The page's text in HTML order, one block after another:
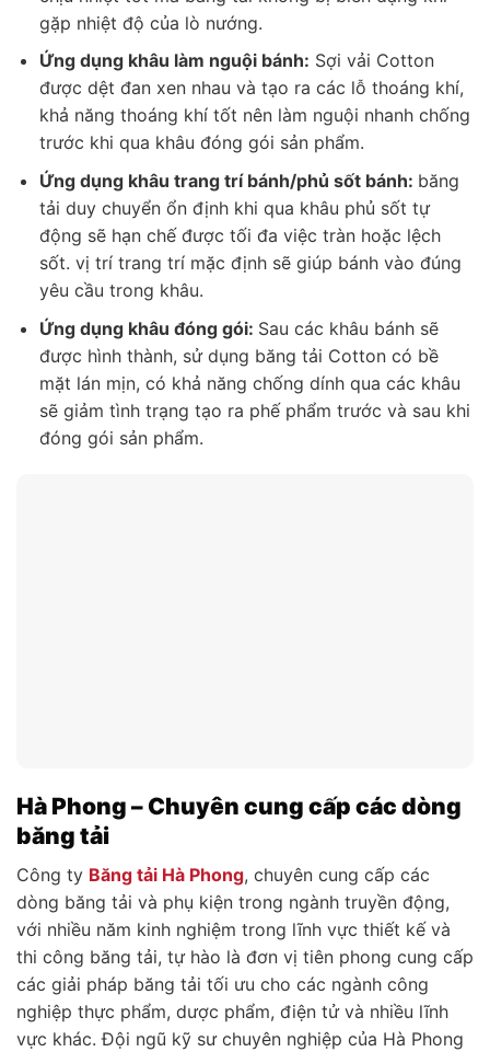
gặp nhiệt độ của lò nướng.
Ứng dụng khâu làm nguội bánh: Sợi vải Cotton
được dệt đan xen nhau và tạo ra các lỗ thoáng khí,
khả năng thoáng khí tốt nên làm nguội nhanh chống
trước khi qua khâu đóng gói sản phẩm.
Ứng dụng khâu trang trí bánh/phủ sốt bánh: băng
tải duy chuyển ổn định khi qua khâu phủ sốt tự
động sẽ hạn chế được tối đa việc tràn hoặc lệch
sốt. vị trí trang trí mặc định sẽ giúp bánh vào đúng
yêu cầu trong khâu.
Ứng dụng khâu đóng gói: Sau các khâu bánh sẽ
được hình thành, sử dụng băng tải Cotton có bề
mặt lán mịn, có khả năng chống dính qua các khâu
sẽ giảm tình trạng tạo ra phế phẩm trước và sau khi
đóng gói sản phẩm.
Hà Phong – Chuyên cung cấp các dòng
băng tải
Công ty Băng tải Hà Phong, chuyên cung cấp các
dòng băng tải và phụ kiện trong ngành truyền động,
với nhiều năm kinh nghiệm trong lĩnh vực thiết kế và
thi công băng tải, tự hào là đơn vị tiên phong cung cấp
các giải pháp băng tải tối ưu cho các ngành công
nghiệp thực phẩm, dược phẩm, điện tử và nhiều lĩnh
vực khác. Đội ngũ kỹ sư chuyên nghiệp của Hà Phong